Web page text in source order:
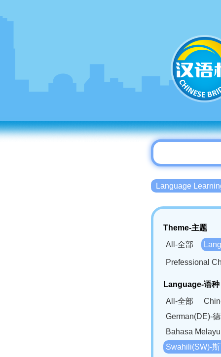
Language
Theme-主题
All-全部
Prefessional
Language-语种
All-全部
German(DE)-
Bahasa
Swahili(SW)-